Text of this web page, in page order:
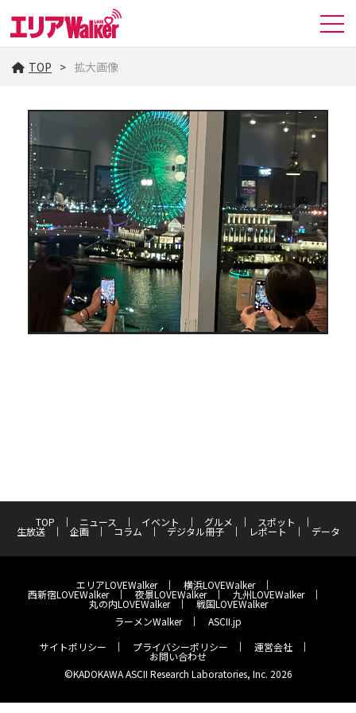
TOP 拡大画像
TOP ニュース イベント グルメ スポット
生放送 企画 コラム デジタル冊子 レポート データ
エリアLOVEWalker 横浜LOVEWalker
西新宿LOVEWalker 夜景LOVEWalker 九州LOVEWalker
丸の内LOVEWalker
戦国LOVEWalker
ラーメンWalker
ASCII.jp
サイトポリシー
プライバシーポリシー 運営会社
お問い合わせ
©KADOKAWA ASCII Research Laboratories, Inc. 2026